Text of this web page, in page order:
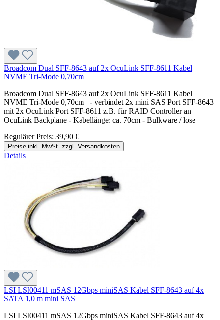
Broadcom Dual SFF-8643 auf 2x OcuLink SFF-8611 Kabel
NVME Tri-Mode 0,70cm
Broadcom Dual SFF-8643 auf 2x OcuLink SFF-8611 Kabel
NVME Tri-Mode 0,70cm - verbindet 2x mini SAS Port SFF-8643
mit 2x OcuLink Port SFF-8611 z.B. für RAID Controller an
OcuLink Backplane - Kabellänge: ca. 70cm - Bulkware / lose
Regulärer Preis: 39,90 €
Preise inkl. MwSt. zzgl. Versandkosten
Details
LSI LSI00411 mSAS 12Gbps miniSAS Kabel SFF-8643 auf 4x
SATA 1,0 m mini SAS
LSI LSI00411 mSAS 12Gbps miniSAS Kabel SFF-8643 auf 4x